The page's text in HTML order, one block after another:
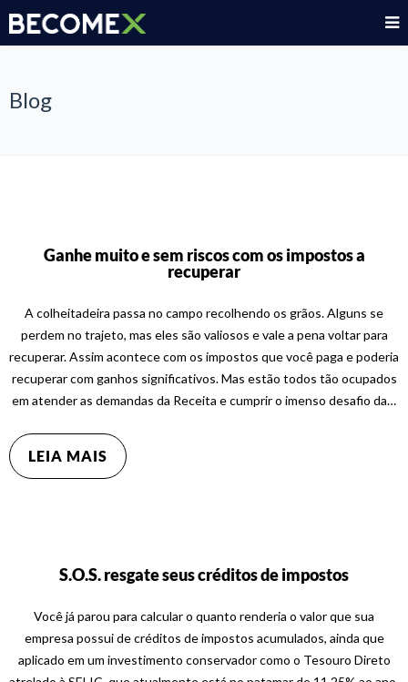
Blog
Ganhe muito e sem riscos com os impostos a
recuperar
A colheitadeira passa no campo recolhendo os grãos. Alguns se
perdem no trajeto, mas eles são valiosos e vale a pena voltar para
recuperar. Assim acontece com os impostos que você paga e poderia
recuperar com ganhos significativos. Mas estão todos tão ocupados
em atender as demandas da Receita e cumprir o imenso desafio da…
LEIA MAIS
S.O.S. resgate seus créditos de impostos
Você já parou para calcular o quanto renderia o valor que sua
empresa possui de créditos de impostos acumulados, ainda que
aplicado em um investimento conservador como o Tesouro Direto